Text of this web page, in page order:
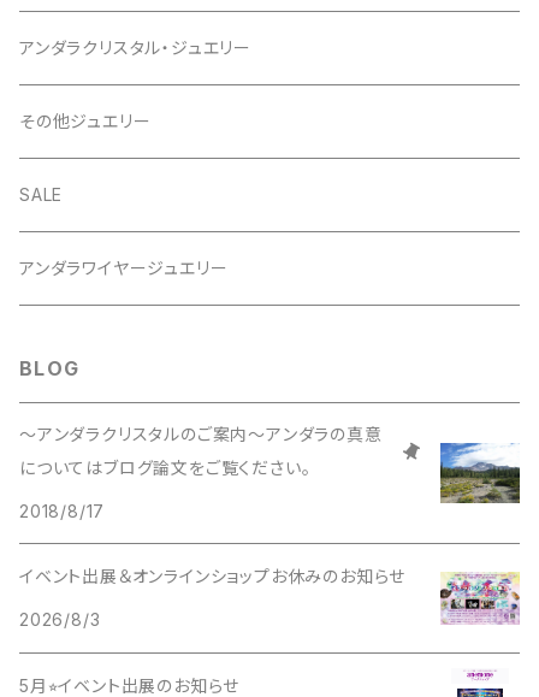
アンダラクリスタル・ジュエリー
その他ジュエリー
SALE
アンダラワイヤージュエリー
BLOG
～アンダラクリスタルのご案内～アンダラの真意
についてはブログ論文をご覧ください。
2018/8/17
イベント出展＆オンラインショップお休みのお知らせ
2026/8/3
5月⭐︎イベント出展のお知らせ